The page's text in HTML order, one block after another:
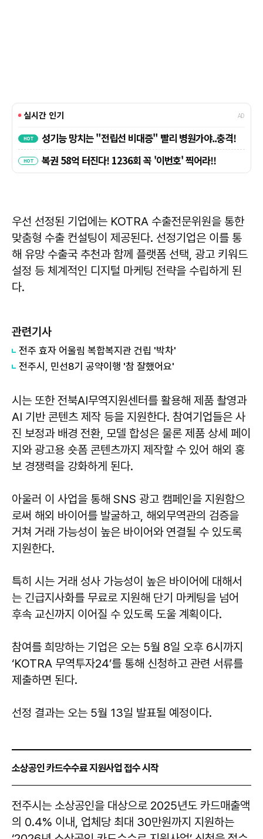
우선 선정된 기업에는 KOTRA 수출전문위원을 통한
맞춤형 수출 컨설팅이 제공된다. 선정기업은 이를 통
해 유망 수출국 추천과 함께 플랫폼 선택, 광고 키워드
설정 등 체계적인 디지털 마케팅 전략을 수립하게 된
다.
관련기사
전주 효자 어울림 복합복지관 건립 '박차'
전주시, 민선8기 공약이행 '참 잘했어요'
시는 또한 전북AI무역지원센터를 활용해 제품 촬영과
AI 기반 콘텐츠 제작 등을 지원한다. 참여기업들은 사
진 보정과 배경 전환, 모델 합성은 물론 제품 상세 페이
지와 광고용 숏폼 콘텐츠까지 제작할 수 있어 해외 홍
보 경쟁력을 강화하게 된다.
아울러 이 사업을 통해 SNS 광고 캠페인을 지원함으
로써 해외 바이어를 발굴하고, 해외무역관의 검증을
거쳐 거래 가능성이 높은 바이어와 연결될 수 있도록
지원한다.
특히 시는 거래 성사 가능성이 높은 바이어에 대해서
는 긴급지사화를 무료로 지원해 단기 마케팅을 넘어
후속 교신까지 이어질 수 있도록 도울 계획이다.
참여를 희망하는 기업은 오는 5월 8일 오후 6시까지
‘KOTRA 무역투자24’를 통해 신청하고 관련 서류를
제출하면 된다.
선정 결과는 오는 5월 13일 발표될 예정이다.
소상공인 카드수수료 지원사업 접수 시작
전주시는 소상공인을 대상으로 2025년도 카드매출액
의 0.4% 이내, 업체당 최대 30만원까지 지원하는